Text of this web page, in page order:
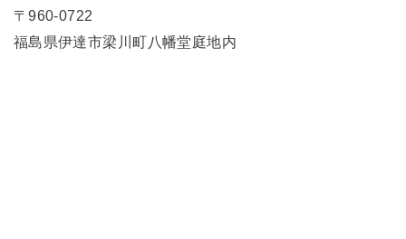
〒960-0722
福島県伊達市梁川町八幡堂庭地内